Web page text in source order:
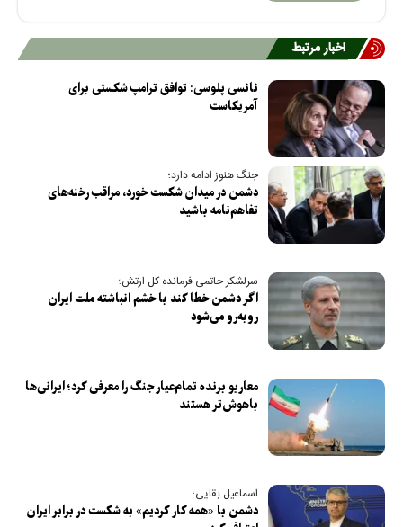
اخبار مرتبط
نانسی پلوسی: توافق ترامپ شکستی برای
آمریکاست
جنگ هنوز ادامه دارد؛
دشمن در میدان شکست خورد، مراقب رخنه‌های
تفاهم‌نامه باشید
سرلشکر حاتمی فرمانده کل ارتش؛
اگر دشمن خطا کند با خشم انباشته ملت ایران
روبه‌رو می‌شود
معاریو برنده تمام‌عیار جنگ را معرفی کرد؛ ایرانی‌ها
باهوش‌تر هستند
اسماعیل بقایی؛
دشمن با «همه کار کردیم» به شکست در برابر ایران